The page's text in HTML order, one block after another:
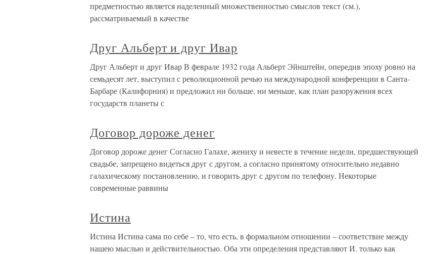
предметностью является наделенный множественностью смыслов текст (см.),
рассматриваемый в качестве
Друг Альберт и друг Ивар
Друг Альберт и друг Ивар В феврале 1932 года Альберт Эйнштейн, опередив эпоху ровно на
семьдесят лет, выступил с революционной речью на международной конференции в Санта-
Барбаре (Калифорния) и предложил ни больше, ни меньше, как план разоружения всех
государств планеты с
Договор дороже денег
Договор дороже денег Согласно Галахе, жениху и невесте в течение недели, предшествующей
свадьбе, запрещено видеться друг с другом, а согласно принятому относительно недавно
галахическому постановлению, и говорить друг с другом по телефону. Некоторые
современные раввины
Истина
Истина Истина сама по себе – то, что есть, в формальном отношении – соответствие между
нашею мыслью и действительностью. Оба эти определения представляют И. только как